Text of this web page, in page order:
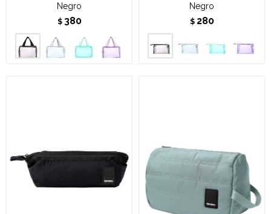
Negro
$ 380
Negro
$ 280